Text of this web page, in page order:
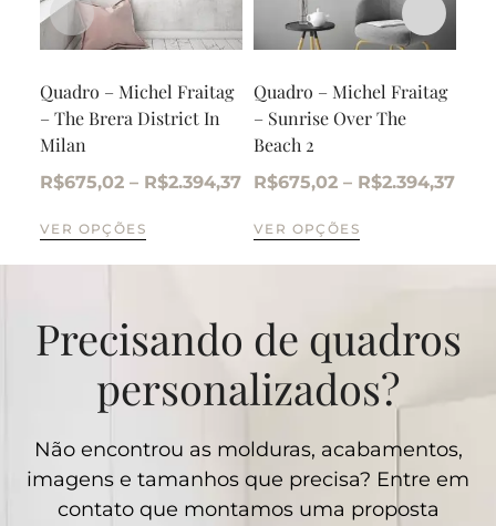
Quadro – Michel Fraitag
– The Brera District In
Milan
R$675,02 – R$2.394,37
VER OPÇÕES
Quadro – Michel Fraitag
– Sunrise Over The
Beach 2
R$675,02 – R$2.394,37
VER OPÇÕES
Precisando de quadros
personalizados?
Não encontrou as molduras, acabamentos,
imagens e tamanhos que precisa? Entre em
contato que montamos uma proposta